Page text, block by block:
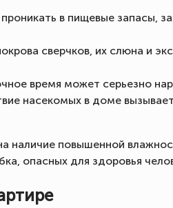
в пищевые запасы,
сверчков, их слюна и
время может серьезно
насекомых в доме
наличие повышенной
опасных для здоровья